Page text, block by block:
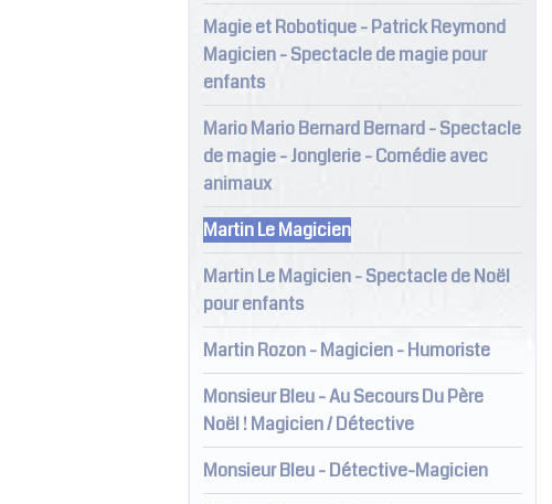
Magie et Robotique - Patrick Reymond
Magicien - Spectacle de magie pour
enfants
Mario Mario Bernard Bernard - Spectacle
de magie - Jonglerie - Comédie avec
animaux
Martin Le Magicien
Martin Le Magicien - Spectacle de Noël
pour enfants
Martin Rozon - Magicien - Humoriste
Monsieur Bleu - Au Secours Du Père
Noël ! Magicien / Détective
Monsieur Bleu - Détective-Magicien